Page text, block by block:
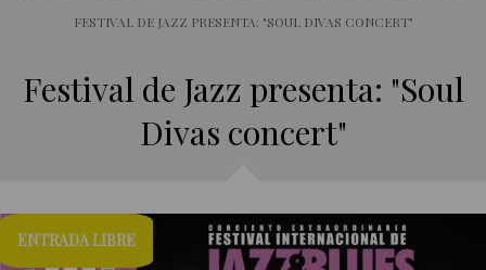
FESTIVAL DE JAZZ PRESENTA: "SOUL DIVAS CONCERT"
Festival de Jazz presenta: "Soul
Divas concert"
ENTRADA LIBRE